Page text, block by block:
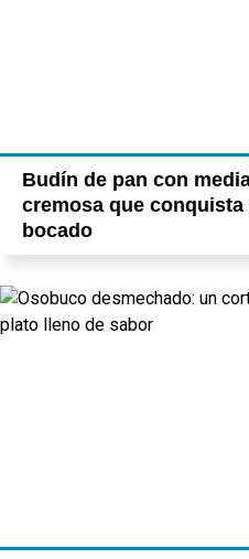
Budín de pan con
cremosa que
bocado